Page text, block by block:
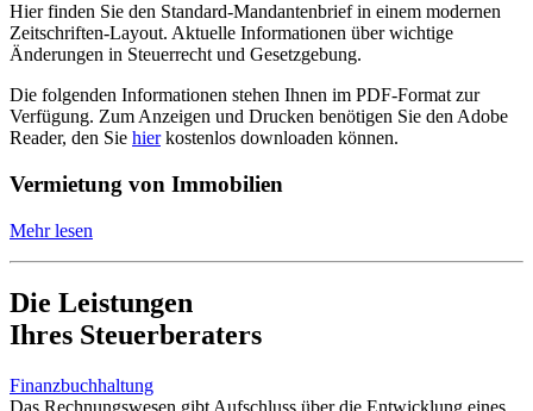
Hier finden Sie den Standard-Mandantenbrief in einem modernen
Zeitschriften-Layout. Aktuelle Informationen über wichtige
Änderungen in Steuerrecht und Gesetzgebung.
Die folgenden Informationen stehen Ihnen im PDF-Format zur
Verfügung. Zum Anzeigen und Drucken benötigen Sie den Adobe
Reader, den Sie hierkostenlos downloaden können.
Vermietung von Immobilien
Mehr lesen
Die Leistungen
Ihres Steuerberaters
Finanzbuchhaltung
Das Rechnungswesen gibt Aufschluss über die Entwicklung eines